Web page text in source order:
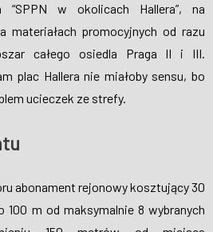
“SPPN w okolicach Hallera”, na
materiałach promocyjnych od razu
całego osiedla Praga II i III.
plac Hallera nie miałoby sensu, bo
ucieczek ze strefy.
abonament rejonowy kosztujący 30
100 m od maksymalnie 8 wybranych